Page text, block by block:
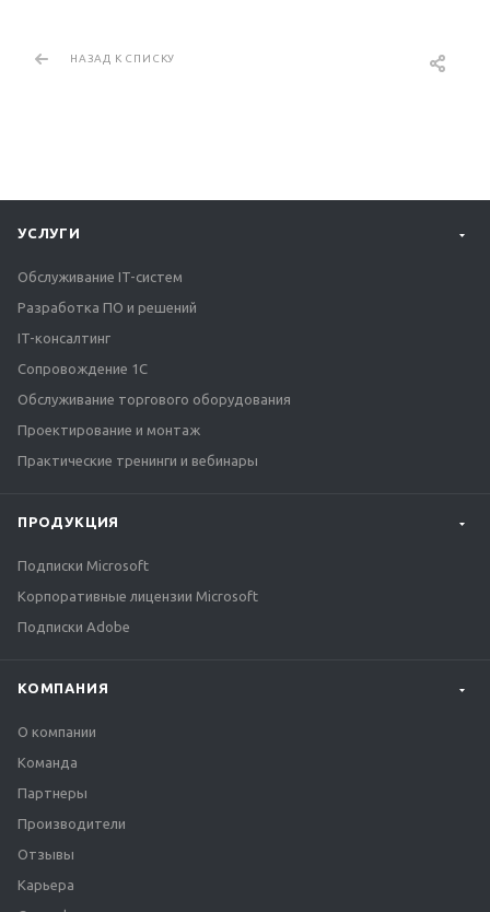
НАЗАД К СПИСКУ
УСЛУГИ
Обслуживание IT-систем
Разработка ПО и решений
IT-консалтинг
Сопровождение 1С
Обслуживание торгового оборудования
Проектирование и монтаж
Практические тренинги и вебинары
ПРОДУКЦИЯ
Подписки Microsoft
Корпоративные лицензии Microsoft
Подписки Adobe
КОМПАНИЯ
О компании
Команда
Партнеры
Производители
Отзывы
Карьера